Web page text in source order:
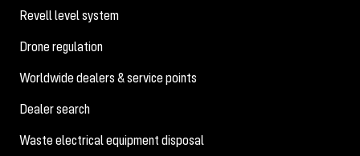
Revell level system
Drone regulation
Worldwide dealers & service points
Dealer search
Waste electrical equipment disposal